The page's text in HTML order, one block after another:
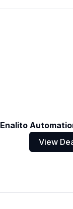
Enalito
View